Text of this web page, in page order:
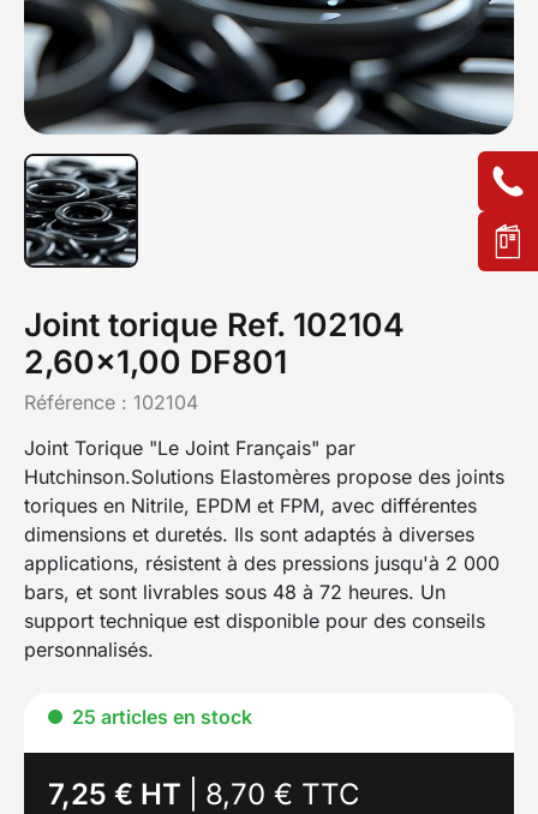
Joint torique Ref. 102104
2,60x1,00 DF801
Référence : 102104
Joint Torique "Le Joint Français" par
Hutchinson.Solutions Elastomères propose des joints
toriques en Nitrile, EPDM et FPM, avec différentes
dimensions et duretés. Ils sont adaptés à diverses
applications, résistent à des pressions jusqu'à 2 000
bars, et sont livrables sous 48 à 72 heures. Un
support technique est disponible pour des conseils
personnalisés.
25 articles en stock
7,25 € HT 8,70 € TTC